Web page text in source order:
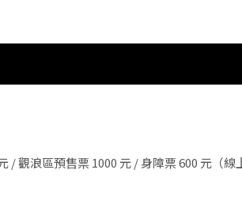
/ 觀浪區預售票 1000 元 / 身障票 600 元（